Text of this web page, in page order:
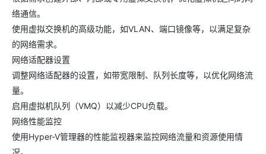
络通信。
使用虚拟交换机的高级功能，如VLAN、端口镜像等，以满足复杂
的网络需求。
网络适配器设置
调整网络适配器的设置，如带宽限制、队列长度等，以优化网络流
量。
启用虚拟机队列（VMQ）以减少CPU负载。
网络性能监控
使用Hyper-V管理器的性能监视器来监控网络流量和资源使用情